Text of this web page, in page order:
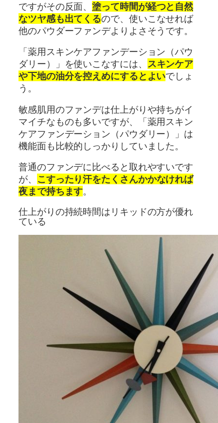
ですがその反面、塗って時間が経つと自然
なツヤ感も出てくるので、使いこなせれば
他のパウダーファンデよりよさそうです。
「薬用スキンケアファンデーション（パウ
ダリー）」を使いこなすには、
スキンケア
や下地の油分を控えめにするとよいでしょ
う。
敏感肌用のファンデは仕上がりや持ちがイ
マイチなものも多いですが、「薬用スキン
ケアファンデーション（パウダリー）」は
機能面も比較的しっかりしていました。
普通のファンデに比べると取れやすいです
が、 こすったり汗をたくさんかかなければ
夜まで持ちます。
仕上がりの持続時間はリキッドの方が優れ
ている